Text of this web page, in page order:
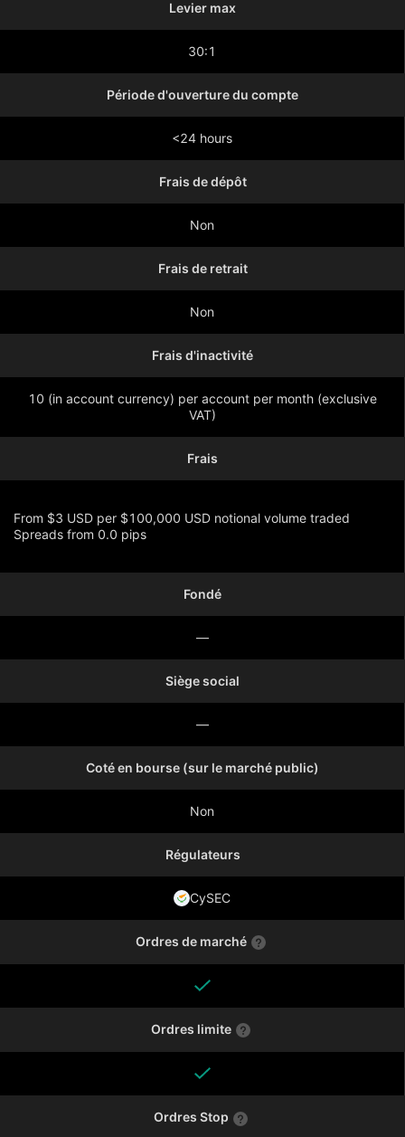
Levier max
30:1
Période d'ouverture du compte
<24 hours
Frais de dépôt
Non
Frais de retrait
Non
Frais d'inactivité
10 (in account currency) per account per month (exclusive
VAT)
Frais
From $3 USD per $100,000 USD notional volume traded
Spreads from 0.0 pips
Fondé
—
Siège social
—
Coté en bourse (sur le marché public)
Non
Régulateurs
CySEC
Ordres de marché
Ordres limite
Ordres Stop